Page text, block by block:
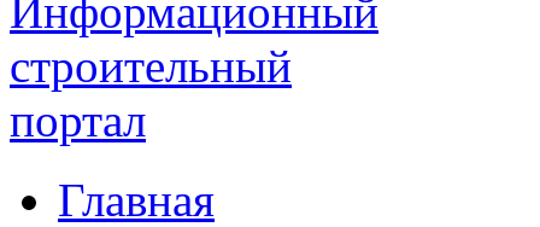
Главная